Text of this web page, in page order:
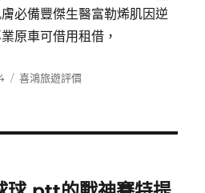
必備豐傑生醫富勒烯肌因逆
原車可借用租借，
分
喜鴻旅遊評價